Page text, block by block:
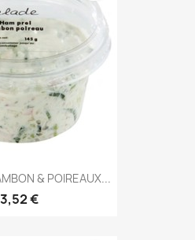
& POIREAUX...
3,52 €